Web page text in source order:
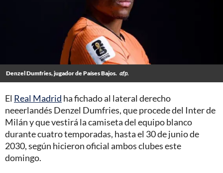
Denzel Dumfries, jugador de Países Bajos. afp.
El Real Madrid ha fichado al lateral derecho
neeerlandés Denzel Dumfries, que procede del Inter de
Milán y que vestirá la camiseta del equipo blanco
durante cuatro temporadas, hasta el 30 de junio de
2030, según hicieron oficial ambos clubes este
domingo.